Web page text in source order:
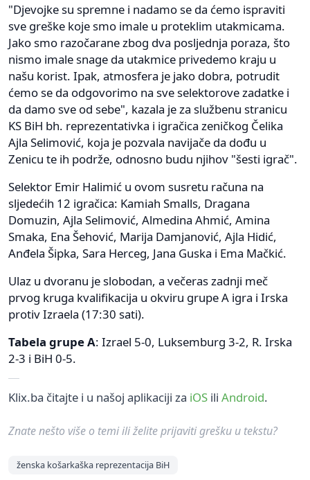
"Djevojke su spremne i nadamo se da ćemo ispraviti
sve greške koje smo imale u proteklim utakmicama.
Jako smo razočarane zbog dva posljednja poraza, što
nismo imale snage da utakmice privedemo kraju u
našu korist. Ipak, atmosfera je jako dobra, potrudit
ćemo se da odgovorimo na sve selektorove zadatke i
da damo sve od sebe", kazala je za službenu stranicu
KS BiH bh. reprezentativka i igračica zeničkog Čelika
Ajla Selimović, koja je pozvala navijače da dođu u
Zenicu te ih podrže, odnosno budu njihov "šesti igrač".
Selektor Emir Halimić u ovom susretu računa na
sljedećih 12 igračica: Kamiah Smalls, Dragana
Domuzin, Ajla Selimović, Almedina Ahmić, Amina
Smaka, Ena Šehović, Marija Damjanović, Ajla Hidić,
Anđela Šipka, Sara Herceg, Jana Guska i Ema Mačkić.
Ulaz u dvoranu je slobodan, a večeras zadnji meč
prvog kruga kvalifikacija u okviru grupe A igra i Irska
protiv Izraela (17:30 sati).
Tabela grupe A: Izrael 5-0, Luksemburg 3-2, R. Irska
2-3 i BiH 0-5.
Klix.ba čitajte i u našoj aplikaciji za iOS ili Android.
Znate nešto više o temi ili želite prijaviti grešku u tekstu?
ženska košarkaška reprezentacija BiH